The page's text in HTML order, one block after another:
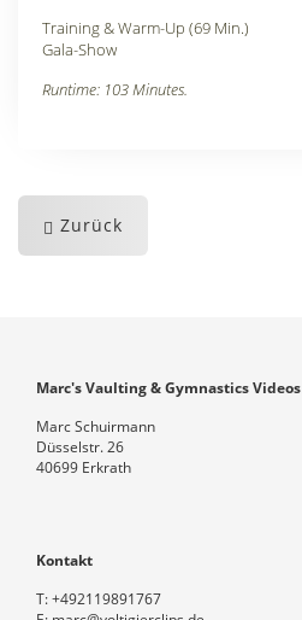
Training & Warm-Up (69 Min.)
Gala-Show
Runtime: 103 Minutes.
Zurück
Marc's Vaulting & Gymnastics Videos
Marc Schuirmann
Düsselstr. 26
40699 Erkrath
Kontakt
T:+492119891767